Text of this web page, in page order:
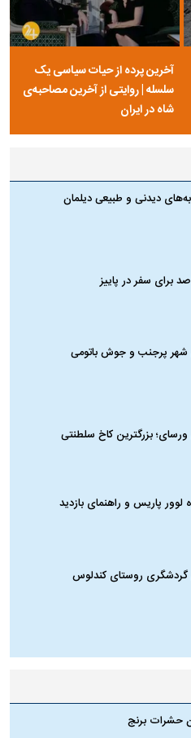
آخرین پرده از حیات سیاسی یک
سلسله | روایتی از آخرین مصاحبه‌ی
شاه در ایران
دیدنی و طبیعی دیلمان
برای سفر در پاییز
شهر پرجنب و جوش باتومی
بزرگترین کاخ سلطنتی
لوور پاریس و راهنمای بازدید
گردشگری روستای کندلوس
حشرات برنج